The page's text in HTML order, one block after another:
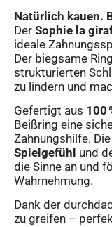
Natürlich kauen.
Der Sophie la
ideale
Der biegsame
strukturierten
zu lindern und
Gefertigt aus 100
Beißring eine
Zahnungshilfe. Die
Spielgefühl und
die Sinne an und
Wahrnehmung.
Dank der
zu greifen –